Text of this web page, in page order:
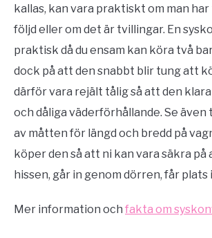
kallas, kan vara praktiskt om man
följd eller om det är tvillingar. En
praktisk då du ensam kan köra två
dock på att den snabbt blir tung att
därför vara rejält tålig så att den
och dåliga väderförhållande. Se även
av måtten för längd och bredd på
köper den så att ni kan vara säkra på
hissen, går in genom dörren, får plats
Mer information och fakta om